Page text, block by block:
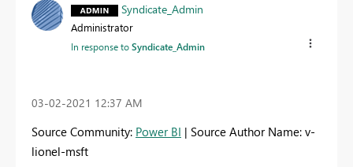
Syndicate_Admin
Administrator
In response toSyndicate_Admin
‎03-02-2021 12:37 AM
Source Community: Power BI | Source Author Name: v-
lionel-msft